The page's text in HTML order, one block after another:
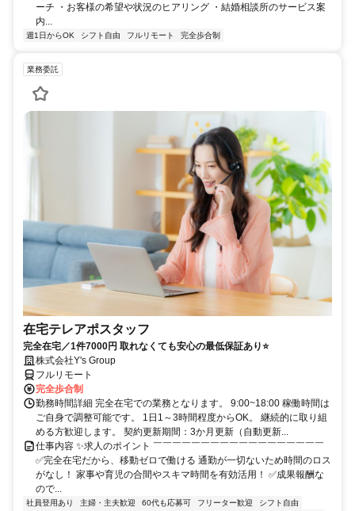
ーチ ・お客様の希望や状況のヒアリング ・結婚相談所のサービス案
内...
週1日からOK シフト自由 フルリモート 完全歩合制
業務委託
在宅テレアポスタッフ
完全在宅／1件7000円 取れなくても安心の最低保証あり⭐
株式会社Y's Group
フルリモート
完全歩合制
勤務時間詳細 完全在宅での業務となります。 9:00~18:00 稼働時間は
ご自身で調整可能です。 1日1～3時間程度からOK。 継続的に取り組
める方歓迎します。 契約更新期間：3か月更新（自動更新...
仕事内容 ✨求人のポイント ￣￣￣￣￣￣￣￣￣￣￣￣￣￣￣￣￣￣
✅完全在宅だから、移動ゼロで働ける 通勤が一切ないため時間のロス
がなし！ 家事や育児の合間やスキマ時間を有効活用！ ✅成果報酬な
ので...
社員登用あり 主婦・主夫歓迎 60代も応募可 フリーター歓迎
シフト自由